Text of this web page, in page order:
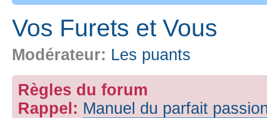
Vos Furets et Vous
Modérateur: Les puants
Règles du forum
Rappel: Manuel du parfait